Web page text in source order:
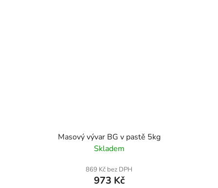
Masový vývar BG v pastě 5kg
Skladem
869 Kč bez DPH
973 Kč